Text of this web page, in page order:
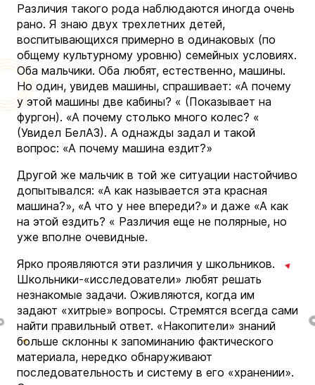
Различия такого рода наблюдаются иногда очень
рано. Я знаю двух трехлетних детей,
воспитывающихся примерно в одинаковых (по
общему культурному уровню) семейных условиях.
Оба мальчики. Оба любят, естественно, машины.
Но один, увидев машины, спрашивает: «А почему
у этой машины две кабины? « (Показывает на
фургон). «А почему столько много колес? «
(Увидел БелАЗ). А однажды задал и такой
вопрос: «А почему машина ездит?»
Другой же мальчик в той же ситуации настойчиво
допытывался: «А как называется эта красная
машина?», «А что у нее впереди?» и даже «А как
на этой ездить? « Различия еще не полярные, но
уже вполне очевидные.
Ярко проявляются эти различия у школьников.
Школьники-«исследователи» любят решать
незнакомые задачи. Оживляются, когда им
задают «хитрые» вопросы. Стремятся всегда сами
найти правильный ответ. «Накопители» знаний
больше склонны к запоминанию фактического
материала, нередко обнаруживают
последовательность и систему в его «хранении».